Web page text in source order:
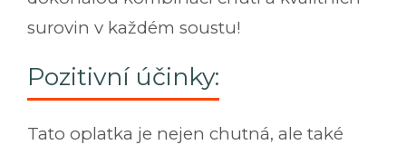
surovin v každém soustu!
Pozitivní účinky:
Tato oplatka je nejen chutná, ale také